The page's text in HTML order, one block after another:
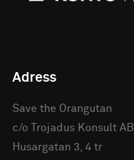
Adress
Save the Orangutan
c/o Trojadus Konsult AB
Husargatan 3, 4 tr